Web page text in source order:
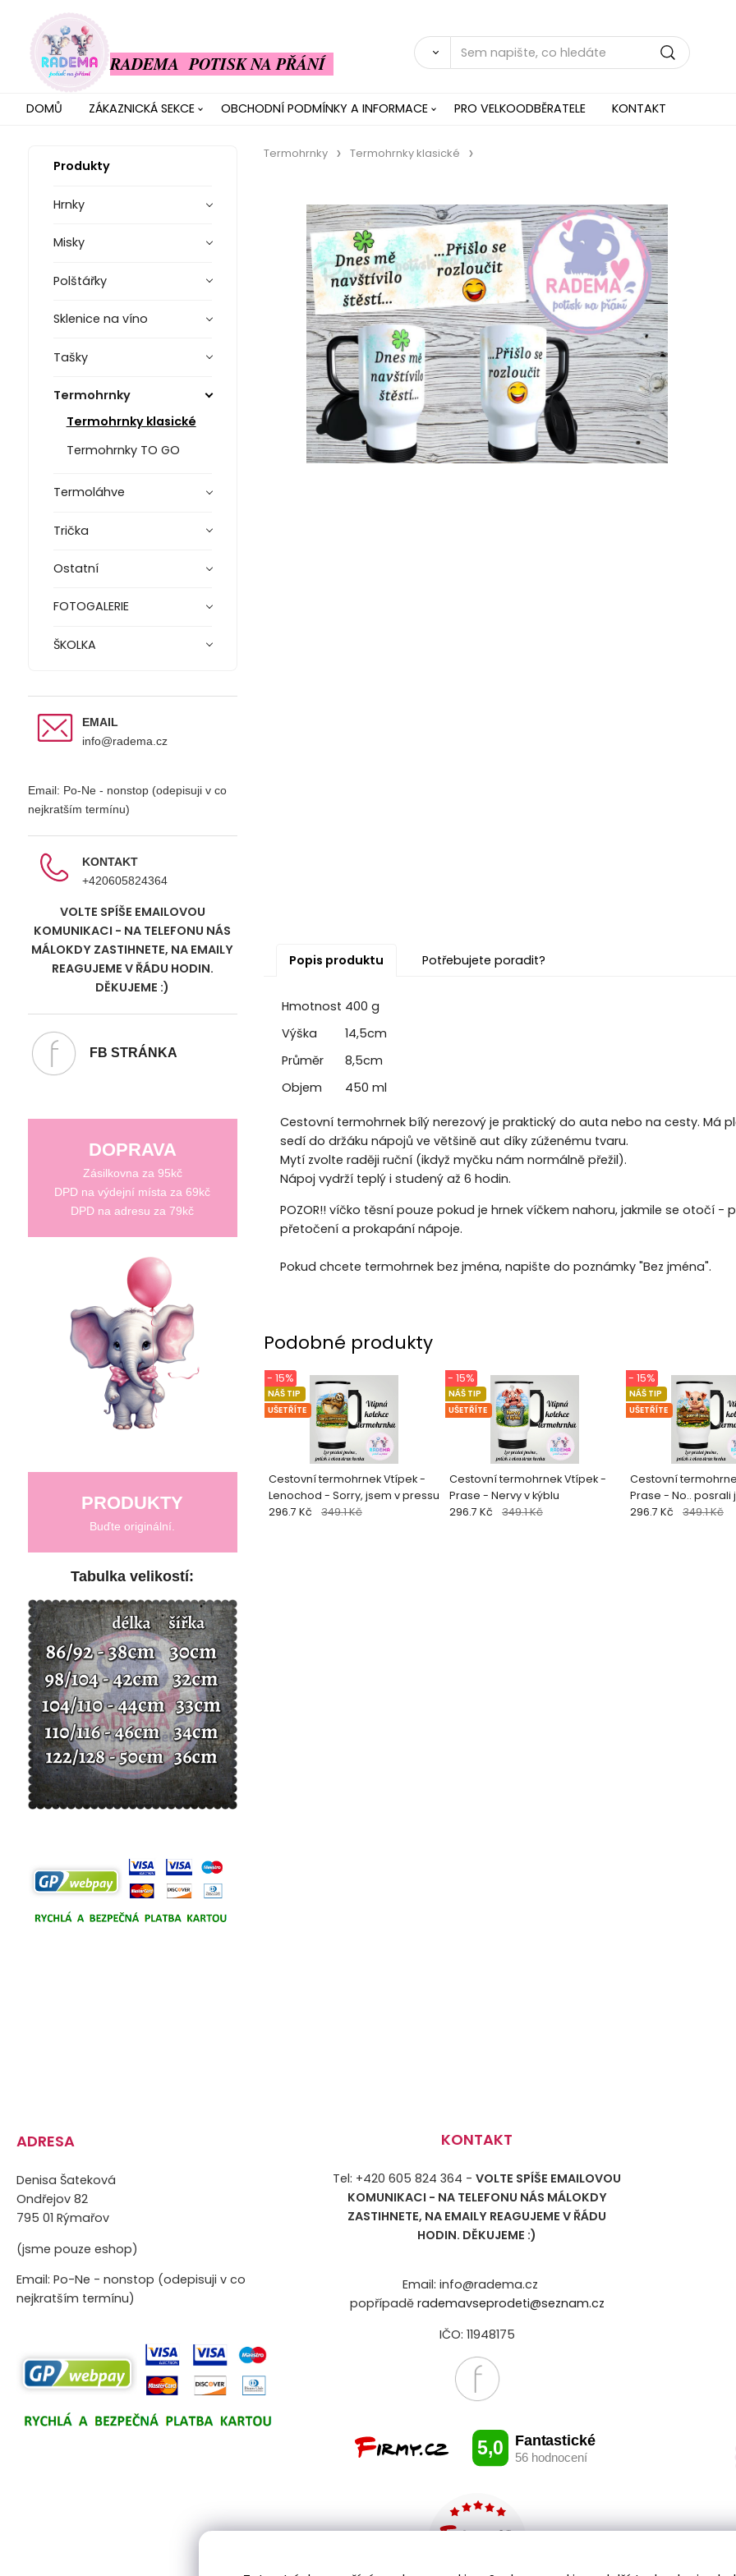
RADEMA POTISK NA PŘÁNÍ
DOMŮ ZÁKAZNICKÁ SEKCE OBCHODNÍ PODMÍNKY A INFORMACE PRO VELKOODBĚRATELE KONTAKT
Produkty
Hrnky
Misky
Polštářky
Sklenice na víno
Tašky
Termohrnky
Termohrnky klasické
Termohrnky TO GO
Termoláhve
Trička
Ostatní
FOTOGALERIE
ŠKOLKA
EMAIL
info@radema.cz
Email: Po-Ne - nonstop (odepisuji v co
nejkratším termínu)
KONTAKT
+420605824364
VOLTE SPÍŠE EMAILOVOU
KOMUNIKACI - NA TELEFONU NÁS
MÁLOKDY ZASTIHNETE, NA EMAILY
REAGUJEME V ŘÁDU HODIN.
DĚKUJEME :)
FB STRÁNKA
DOPRAVA
Zásilkovna za 95kč
DPD na výdejní místa za 69kč
DPD na adresu za 79kč
PRODUKTY
Buďte originální.
Tabulka velikostí:
Termohrnky Termohrnky klasické
Popis produktu Potřebujete poradit?
Hmotnost 400 g
Výška
14,5cm
Průměr
8,5cm
Objem
450 ml
Cestovní termohrnek bílý nerezový je praktický do auta nebo na cesty. Má
sedí do držáku nápojů ve většině aut díky zúženému tvaru.
Mytí zvolte raději ruční (ikdyž myčku nám normálně přežil).
Nápoj vydrží teplý i studený až 6 hodin.
POZOR!! víčko těsní pouze pokud je hrnek víčkem nahoru, jakmile se otočí
přetočení a prokapání nápoje.
Pokud chcete termohrnek bez jména, napište do poznámky "Bez jména".
Podobné produkty
Cestovní termohrnek Vtípek -
Lenochod - Sorry, jsem v pressu
NÁŠ TIP
UŠETŘÍTE
- 15%
296.7 Kč 349.1 Kč
Cestovní termohrnek Vtípek -
Prase - Nervy v kýblu
NÁŠ TIP
UŠETŘÍTE
- 15%
296.7 Kč 349.1 Kč
Cestovní
Prase - No.. posrali
NÁŠ TIP
UŠETŘÍTE
- 15%
296.7 Kč 349.1 Kč
ADRESA
Denisa Šateková
Ondřejov 82
795 01 Rýmařov
(jsme pouze eshop)
Email: Po-Ne - nonstop (odepisuji v co
nejkratším termínu)
KONTAKT
Tel: +420 605 824 364 -VOLTE SPÍŠE EMAILOVOU
KOMUNIKACI - NA TELEFONU NÁS MÁLOKDY
ZASTIHNETE, NA EMAILY REAGUJEME V ŘÁDU
HODIN. DĚKUJEME :)
Email: info@radema.cz
popřípadě rademavseprodeti@seznam.cz
IČO: 11948175